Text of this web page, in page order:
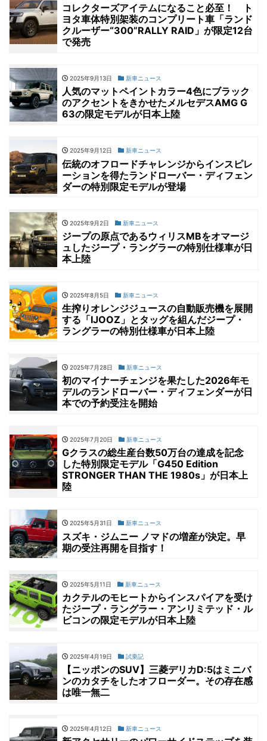
コレクターズアイテムになること必至！ ト
ヨタ車体特別架装のコンプリート車「ランド
クルーザー“300”RALLY RAID」が限定12台
で発売
2025年9月13日 新車ニュース
人気のマットペイントカラー4色にブラック
のアクセントをきかせたメルセデスAMG G
63の限定モデルが日本上陸
2025年9月12日 新車ニュース
伝統のオフロードチャレンジからインスピレ
ーションを得たランドローバー・ディフェン
ダーの特別限定モデルが登場
2025年9月2日 新車ニュース
ジープの原点であるウィリスMBをオマージ
ュしたジープ・ラングラーの特別仕様車が日
本上陸
2025年8月5日 新車ニュース
生搾りオレンジジュースの自動販売機を展開
する「IJOOZ」とタッグを組んだジープ・
ラングラーの特別仕様車が日本上陸
2025年7月28日 新車ニュース
初のマイナーチェンジを果たした2026年モ
デルのランドローバー・ディフェンダーが日
本での予約受注を開始
2025年7月20日 新車ニュース
Gクラスの総生産台数50万台の達成を記念
した特別限定モデル「G450 Edition
STRONGER THAN THE 1980s」が日本上
陸
2025年5月31日 新車ニュース
スズキ・ジムニー ノマドの増産が決定。早
期の受注再開を目指す！
2025年5月11日 新車ニュース
カクテルのモヒートからインスパイアを受け
たジープ・ラングラー・アンリミテッド・ル
ビコンの限定モデルが日本上陸
2025年4月19日 試乗記
【ニッポンのSUV】三菱デリカD:5はミニバ
ンのカタチをしたオフローダー。その存在感
は唯一無二
2025年4月12日 新車ニュース